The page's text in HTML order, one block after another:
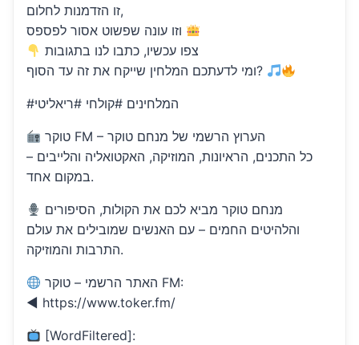
זו הזדמנות לחלום,
צפו עכשיו, כתבו לנו בתגובות
ומי לדעתכם המלחין שייקח את זה עד הסוף?
#המלחינים #קולחי #ריאליטי
טוקר FM – הערוץ הרשמי של מנחם טוקר
כל התכנים, הראיונות, המוזיקה, האקטואליה והלייבים –
במקום אחד.
והלהיטים החמים – עם האנשים שמובילים את עולם
התרבות והמוזיקה.
האתר הרשמי – טוקר FM:
◄ https://www.toker.fm/
[WordFiltered]: